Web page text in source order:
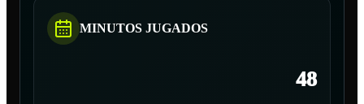
MINUTOS JUGADOS
48